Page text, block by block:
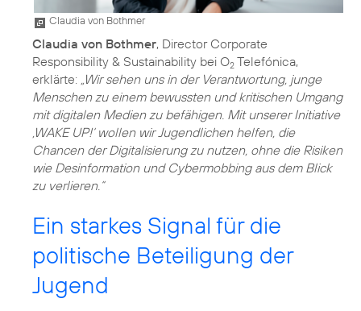
Claudia von Bothmer
Claudia von Bothmer, Director Corporate
Responsibility & Sustainability bei O2 Telefónica,
erklärte: „Wir sehen uns in der Verantwortung, junge
Menschen zu einem bewussten und kritischen Umgang
mit digitalen Medien zu befähigen. Mit unserer Initiative
‚WAKE UP!‘ wollen wir Jugendlichen helfen, die
Chancen der Digitalisierung zu nutzen, ohne die Risiken
wie Desinformation und Cybermobbing aus dem Blick
zu verlieren.“
Ein starkes Signal für die
politische Beteiligung der
Jugend